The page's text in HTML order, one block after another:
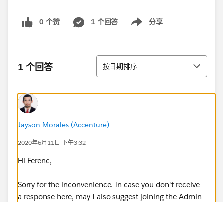
0 个赞 1 个回答 分享
Show menu
1 个回答 排序
按日期排序
Jayson Morales (Accenture)
2020年6月11日 下午3:32
Hi Ferenc,
Sorry for the inconvenience. In case you don't receive
a response here, may I also suggest joining the Admin